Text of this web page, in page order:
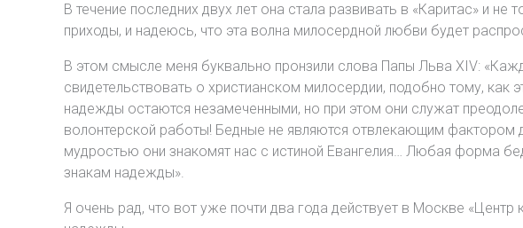
В течение последних двух лет она стала развивать в «Каритас» и
приходы, и надеюсь, что эта волна милосердной любви будет
В этом смысле меня буквально пронзили слова Папы Льва XIV:
свидетельствовать о христианском милосердии, подобно тому,
надежды остаются незамеченными, но при этом они служат
волонтерской работы! Бедные не являются отвлекающим
мудростью они знакомят нас с истиной Евангелия… Любая форма
знакам надежды».
Я очень рад, что вот уже почти два года действует в Москве «Центр